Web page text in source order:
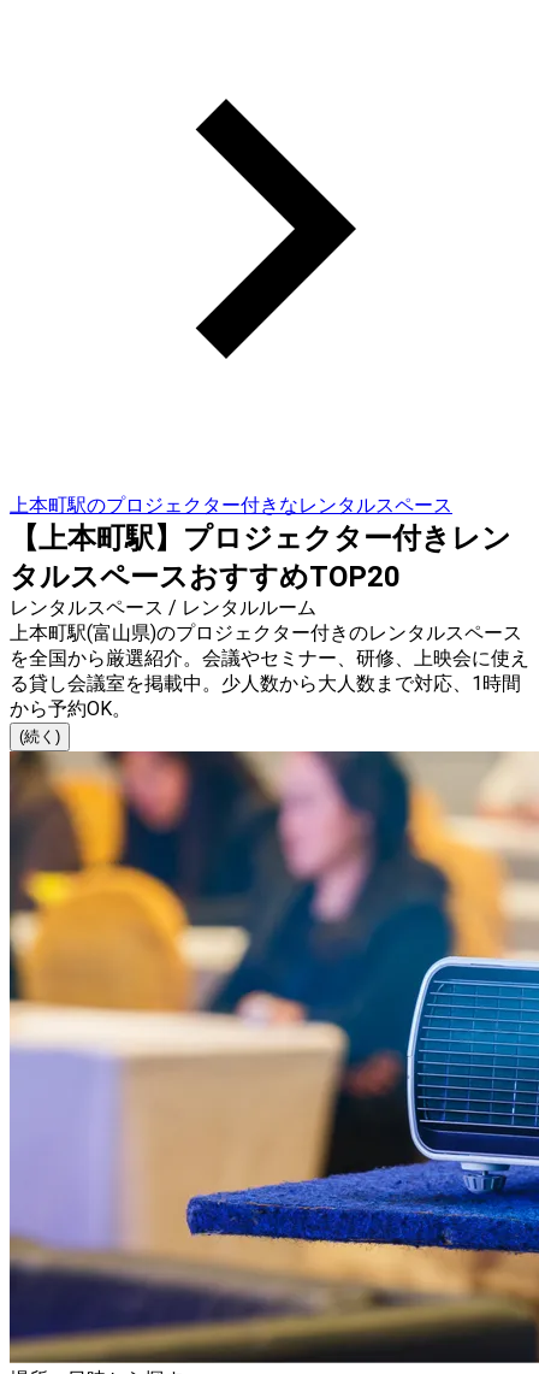
上本町駅のプロジェクター付きなレンタルスペース
【上本町駅】プロジェクター付きレン
タルスペースおすすめTOP20
レンタルスペース / レンタルルーム
上本町駅(富山県)のプロジェクター付きのレンタルスペース
を全国から厳選紹介。会議やセミナー、研修、上映会に使え
る貸し会議室を掲載中。少人数から大人数まで対応、1時間
から予約OK。
(続く)